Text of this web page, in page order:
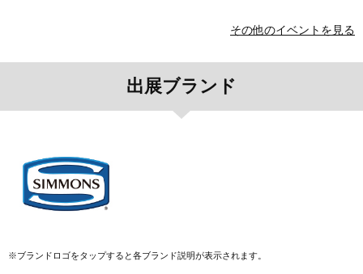
その他のイベントを見る
出展ブランド
※ブランドロゴをタップすると各ブランド説明が表示されます。